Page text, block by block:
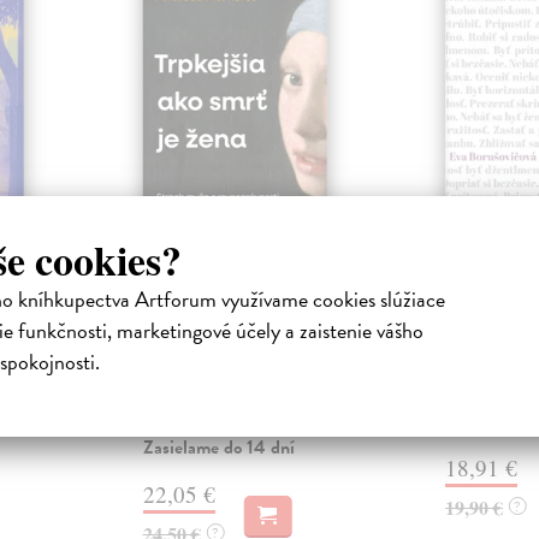
cookies?
kníhkupectva Artforum využívame cookies slúžiace
funkčnosti, marketingové účely a zaistenie vášho
o
nejisté
Trpkejšia ako smrť
je žena
Marneros Andreas
| Kniha
JE TO MOŽNO NAJVÄČŠIA
Zasielame do 14 dní
22,05 €
24,50 € ?
Borušovičová
Táto kniha
18,91 €
19,90 € ?